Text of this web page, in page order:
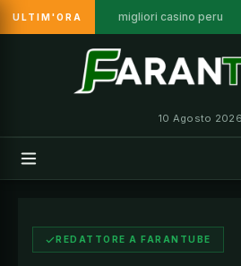
ULTIM'ORA migliori casino peru
10 Agosto 2026
REDATTORE A FARANTUBE